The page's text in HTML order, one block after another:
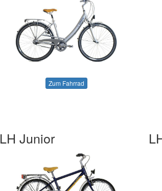
Zum Fahrrad
LH Junior